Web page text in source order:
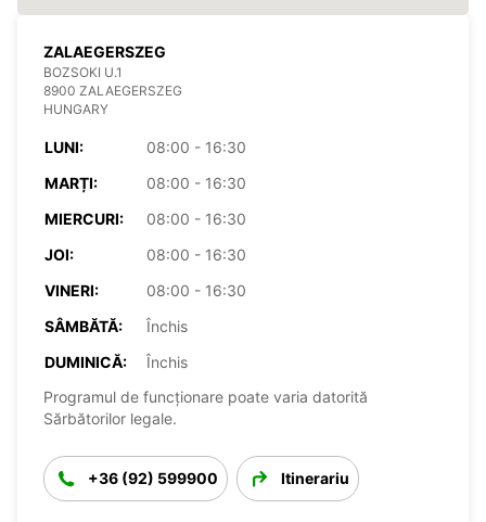
ZALAEGERSZEG
BOZSOKI U.1
8900 ZALAEGERSZEG
HUNGARY
LUNI:
08:00 - 16:30
MARȚI:
08:00 - 16:30
MIERCURI:
08:00 - 16:30
JOI:
08:00 - 16:30
VINERI:
08:00 - 16:30
SÂMBĂTĂ:
Închis
DUMINICĂ:
Închis
Programul de funcționare poate varia datorită
Sărbătorilor legale.
+36 (92) 599900 Itinerariu